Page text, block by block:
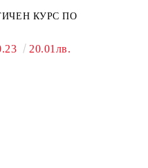
КУРС ПО
20.01лв.